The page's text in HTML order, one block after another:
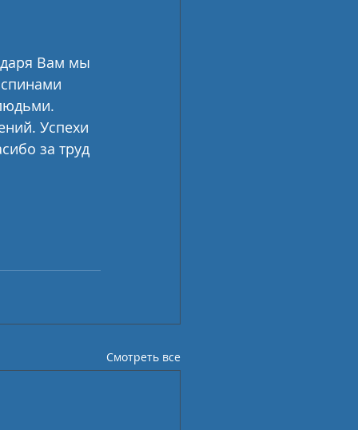
Вам мы
Успехи
за труд
Смотреть все